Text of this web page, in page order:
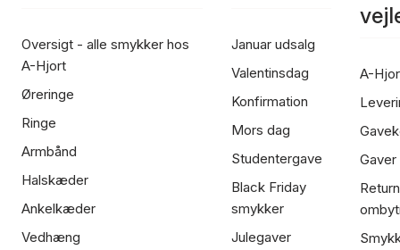
Oversigt - alle smykker hos
A-Hjort
Øreringe
Ringe
Armbånd
Halskæder
Ankelkæder
Vedhæng
Januar udsalg
Valentinsdag
Konfirmation
Mors dag
Studentergave
Black Friday
smykker
Julegaver
A-